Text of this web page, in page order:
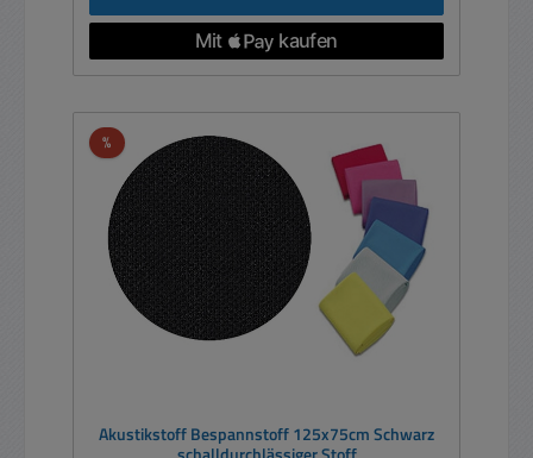
%Rabatt
Akustikstoff Bespannstoff 125x75cm Schwarz